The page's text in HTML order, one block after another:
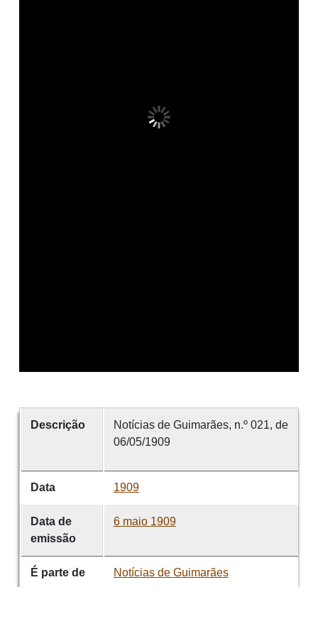
Descrição
Notícias de Guimarães, n.º 021, de
06/05/1909
Data 1909
Data de
emissão
6 maio 1909
É parte de Notícias de Guimarães